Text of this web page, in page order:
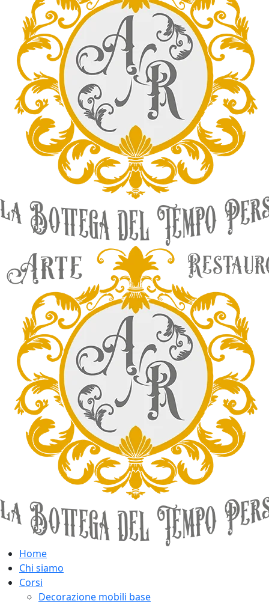
Home
Chi siamo
Corsi
Decorazione mobili base